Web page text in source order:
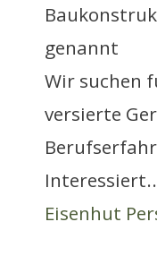
genannt
Wir suchen
versierte
Eisenhut